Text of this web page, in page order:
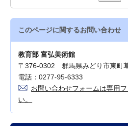
このページに関するお問い合わせ
教育部 富弘美術館
〒376-0302 群馬県みどり市東町
電話：0277-95-6333
お問い合わせフォームは専用
い。